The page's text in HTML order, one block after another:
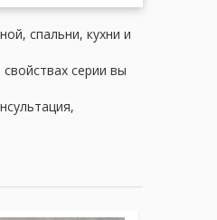
спальни, кухни и
серии вы